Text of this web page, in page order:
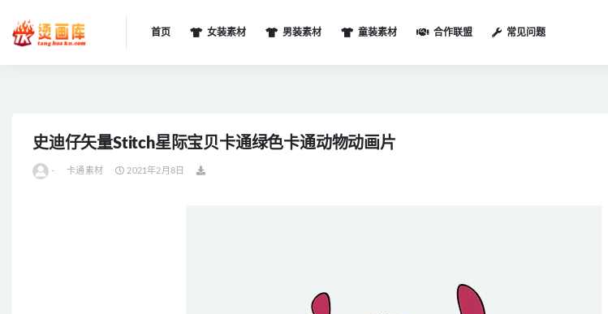
首页 女装素材 男装素材 童装素材 合作联盟 常见问题
史迪仔矢量Stitch星际宝贝卡通绿色卡通动物动画片
- 卡通素材 2021年2月8日